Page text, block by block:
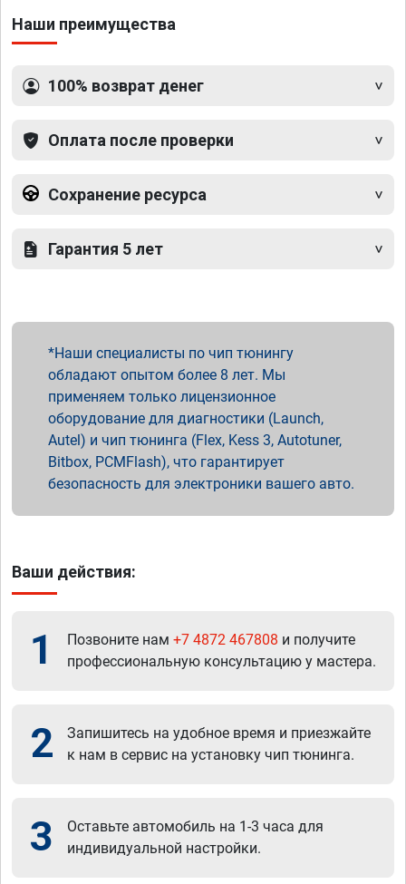
Наши преимущества
100% возврат денег
Оплата после проверки
Сохранение ресурса
Гарантия 5 лет
Наши специалисты по чип тюнингу
обладают опытом более 8 лет. Мы
применяем только лицензионное
оборудование для диагностики (Launch,
Autel) и чип тюнинга (Flex, Kess 3, Autotuner,
Bitbox, PCMFlash), что гарантирует
безопасность для электроники вашего авто.
Ваши действия:
1 Позвоните нам +7 4872 467808 и получите
профессиональную консультацию у мастера.
2
Запишитесь на удобное время и приезжайте
к нам в сервис на установку чип тюнинга.
3
Оставьте автомобиль на 1-3 часа для
индивидуальной настройки.